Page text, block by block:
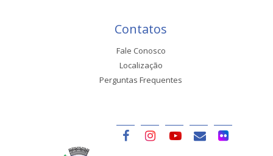
Contatos
Fale Conosco
Localização
Perguntas Frequentes